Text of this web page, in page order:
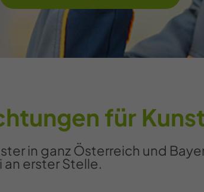
für
in ganz Österreich und
an erster Stelle.